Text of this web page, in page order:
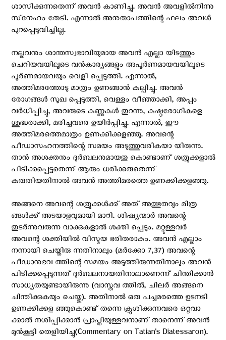
ശാസിക്കുന്നതെന്ന് അവന്‍ കാണിച്ചു. അവന്‍ അവളില്‍നിന്നു
സ്‌നേഹം തേടി. എന്നാല്‍ അനുതാപത്തിന്റെ ഫലം അവള്‍
പുറപ്പെടുവിച്ചില്ല.
നല്ലവനും ശാന്തസ്വഭാവിയുമായ അവന്‍ എല്ലാ യിടത്തും
ചെറിയവയിലൂടെ വന്‍കാര്യങ്ങളും അപൂര്‍ണമായവയിലൂടെ
പൂര്‍ണമായവയും വെളി പ്പെടുത്തി. എന്നാല്‍,
അത്തിമരത്തോടു മാത്രം ഉണങ്ങാന്‍ കല്പിച്ചു. അവന്‍
രോഗങ്ങള്‍ സുഖ പ്പെടുത്തി, വെള്ളം വീഞ്ഞാക്കി, അപ്പം
വര്‍ധിപ്പിച്ചു, അവരുടെ കണ്ണുകള്‍ തുറന്നു, കുഷ്ഠരോഗികളെ
ശുദ്ധരാക്കി, മരിച്ചവരെ ഉയിര്‍പ്പിച്ചു. എന്നാല്‍, ഈ
അത്തിമരത്തെമാത്രം ഉണക്കിക്കളഞ്ഞു. അവന്റെ
പീഡാസഹനത്തിന്റെ സമയം അടുത്തുവരികയാ യിരുന്നു.
താന്‍ അശക്തനും ദുര്‍ബലനുമായതു കൊണ്ടാണ് ശത്രുക്കളാല്‍
പിടിക്കപ്പെട്ടതെന്ന് ആരും ധരിക്കരുതെന്ന്
കരുതിയതിനാല്‍ അവന്‍ അത്തിമരത്തെ ഉണക്കിക്കളഞ്ഞു.
അങ്ങനെ അവന്റെ ശത്രുക്കള്‍ക്ക് അത് അത്ഭുതവും മിത്ര
ങ്ങള്‍ക്ക് അടയാളവുമായി മാറി. ശിഷ്യന്മാര്‍ അവന്റെ
തുടര്‍ന്നുവരുന്ന വാക്കുകളാല്‍ ശക്തി പ്പെടും. മറ്റുള്ളവര്‍
അവന്റെ ശക്തിയില്‍ വിസ്മയ ഭരിതരാകും. അവന്‍ എല്ലാം
നന്നായി ചെയ്തിരു ന്നതിനാലും (മര്‍ക്കോ 7,37) അവന്റെ
പീഡാനുഭവ ത്തിന്റെ സമയം അടുത്തിരുന്നതിനാലും അവന്‍
പിടിക്കപ്പെടുന്നത് ദുര്‍ബലനായതിനാലാണെന്ന് ചിന്തിക്കാന്‍
സാധ്യതയുണ്ടായിരുന്നു (വാസ്തവ ത്തില്‍, ചിലര്‍ അങ്ങനെ
ചിന്തിക്കുകയും ചെയ്തു). അതിനാല്‍ ഒരു പച്ചമരത്തെ ഉടനടി
ഉണക്കിക്കള ഞ്ഞുകൊണ്ട് തന്നെ ക്രൂശിക്കുന്നവരെ ഒറ്റവാ
ക്കാല്‍ നശിപ്പിക്കാന്‍ പ്രാപ്തിയുള്ളവനാണ് താനെന്ന് അവന്‍
മുന്‍കൂട്ടി തെളിയിച്ചു(Commentary on Tatian's Diatessaron).